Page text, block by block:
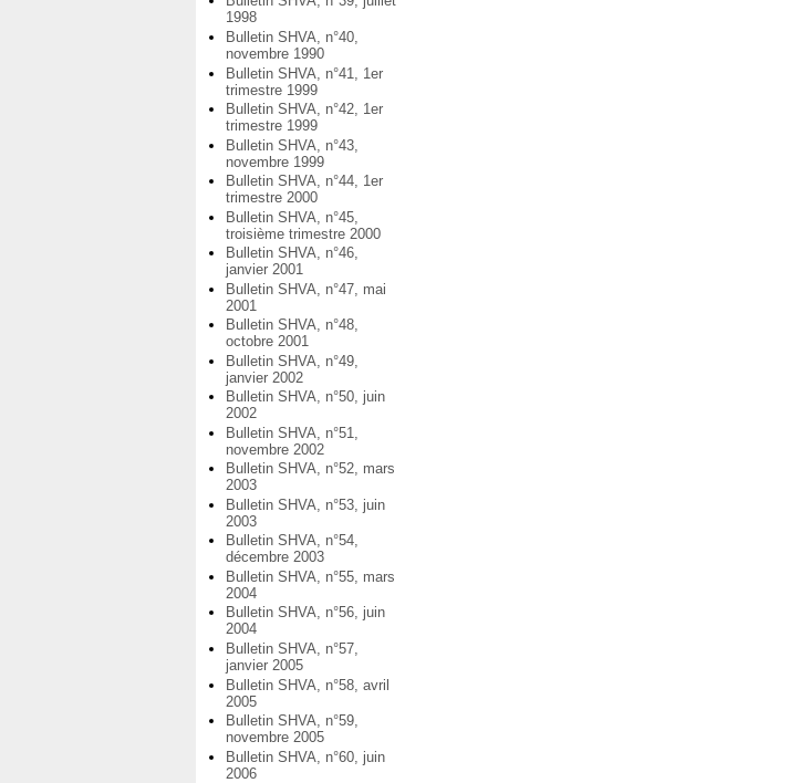
1998
Bulletin SHVA, n°40,
novembre 1990
Bulletin SHVA, n°41, 1er
trimestre 1999
Bulletin SHVA, n°42, 1er
trimestre 1999
Bulletin SHVA, n°43,
novembre 1999
Bulletin SHVA, n°44, 1er
trimestre 2000
Bulletin SHVA, n°45,
troisième trimestre 2000
Bulletin SHVA, n°46,
janvier 2001
Bulletin SHVA, n°47, mai
2001
Bulletin SHVA, n°48,
octobre 2001
Bulletin SHVA, n°49,
janvier 2002
Bulletin SHVA, n°50, juin
2002
Bulletin SHVA, n°51,
novembre 2002
Bulletin SHVA, n°52, mars
2003
Bulletin SHVA, n°53, juin
2003
Bulletin SHVA, n°54,
décembre 2003
Bulletin SHVA, n°55, mars
2004
Bulletin SHVA, n°56, juin
2004
Bulletin SHVA, n°57,
janvier 2005
Bulletin SHVA, n°58, avril
2005
Bulletin SHVA, n°59,
novembre 2005
Bulletin SHVA, n°60, juin
2006